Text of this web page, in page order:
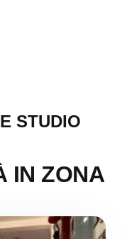
STUDIO
IN ZONA